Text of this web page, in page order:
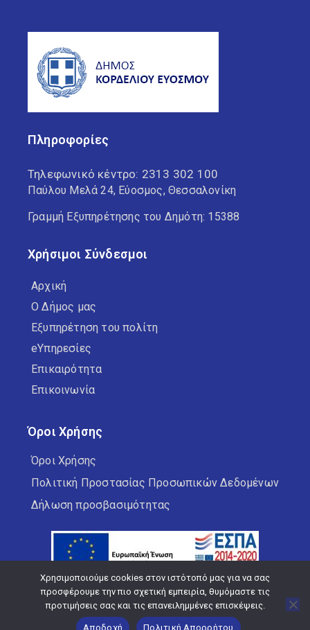
Πληροφορίες
Τηλεφωνικό κέντρο: 2313 302 100
Παύλου Μελά 24, Εύοσμος, Θεσσαλονίκη
Γραμμή Εξυπηρέτησης του Δημότη: 15388
Χρήσιμοι Σύνδεσμοι
Αρχική
Ο Δήμος μας
Εξυπηρέτηση του πολίτη
eΥπηρεσίες
Επικαιρότητα
Επικοινωνία
Όροι Χρήσης
Όροι Χρήσης
Πολιτική Προστασίας Προσωπικών Δεδομένων
Δήλωση προσβασιμότητας
Copyright © 2026 Δήμος Κορδελιού Ευόσμου
Χρησιμοποιούμε cookies στον ιστότοπό μας για να σας
προσφέρουμε την πιο σχετική εμπειρία, θυμόμαστε τις
προτιμήσεις σας και τις επανειλημμένες επισκέψεις.
Αποδοχή Πολιτική Απορρήτου